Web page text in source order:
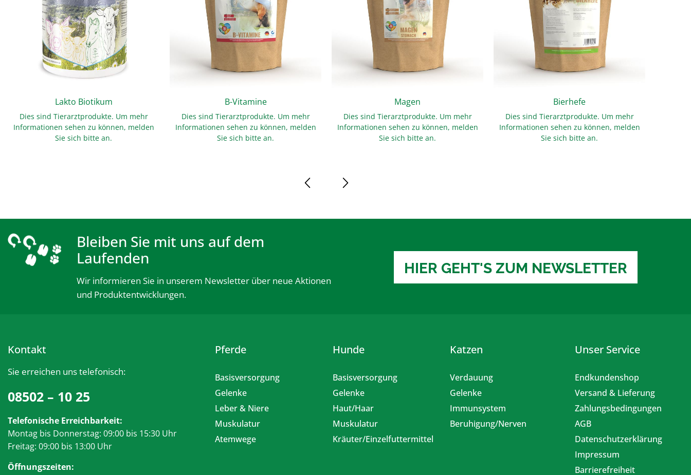
Lakto Biotikum
Dies sind Tierarztprodukte. Um mehr
Informationen sehen zu können, melden
Sie sich bitte an.
B-Vitamine
Dies sind Tierarztprodukte. Um mehr
Informationen sehen zu können, melden
Sie sich bitte an.
Magen
Dies sind Tierarztprodukte. Um mehr
Informationen sehen zu können, melden
Sie sich bitte an.
Bierhefe
Dies sind Tierarztprodukte. Um mehr
Informationen sehen zu können, melden
Sie sich bitte an.
Bleiben Sie mit uns auf dem
Laufenden
Wir informieren Sie in unserem Newsletter über neue Aktionen
und Produktentwicklungen.
HIER GEHT'S ZUM NEWSLETTER
Kontakt
Sie erreichen uns telefonisch:
08502 – 10 25
Telefonische Erreichbarkeit:
Montag bis Donnerstag: 09:00 bis 15:30 Uhr
Freitag: 09:00 bis 13:00 Uhr
Öffnungszeiten:
Pferde
Basisversorgung
Gelenke
Leber & Niere
Muskulatur
Atemwege
Hunde
Basisversorgung
Gelenke
Haut/Haar
Muskulatur
Kräuter/Einzelfuttermittel
Katzen
Verdauung
Gelenke
Immunsystem
Beruhigung/Nerven
Unser Service
Endkundenshop
Versand & Lieferung
Zahlungsbedingungen
AGB
Datenschutzerklärung
Impressum
Barrierefreiheit